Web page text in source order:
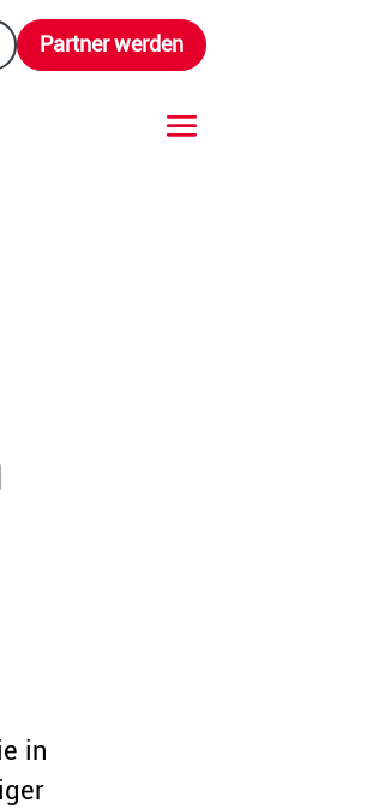
Partner werden
in